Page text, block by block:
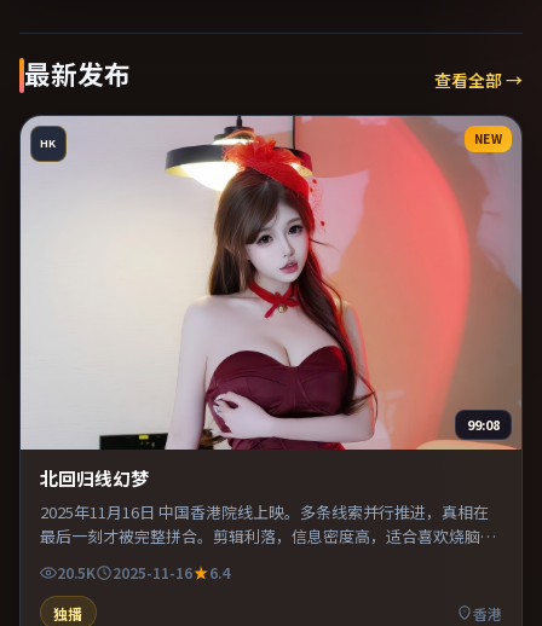
最新发布 查看全部 →
HK NEW
99:08
北回归线幻梦
2025年11月16日 中国香港院线上映。多条线索并行推进，真相在
最后一刻才被完整拼合。剪辑利落，信息密度高，适合喜欢烧脑与
20.5K 2025-11-16
6.4
独播
香港